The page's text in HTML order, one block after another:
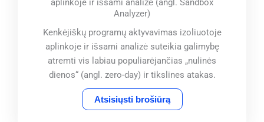
aplinkoje ir išsami analizė (angl. Sandbox
Analyzer)
Kenkėjiškų programų aktyvavimas izoliuotoje
aplinkoje ir išsami analizė suteikia galimybę
atremti vis labiau populiarėjančias „nulinės
dienos“ (angl. zero-day) ir tikslines atakas.
Atsisiųsti brošiūrą